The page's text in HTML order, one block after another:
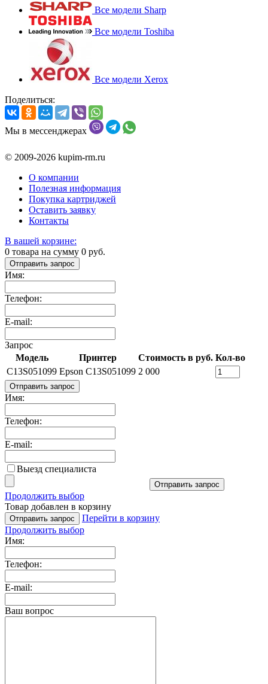
Все модели Sharp
Все модели Toshiba
Все модели Xerox
Поделиться:
Мы в мессенджерах
© 2009-2026 kupim-rm.ru
О компании
Полезная информация
Покупка картриджей
Оставить заявку
Контакты
В вашей корзине:
0 товара на сумму 0 руб.
Отправить запрос
Имя:
Телефон:
E-mail:
Запрос
Модель
Принтер Стоимость в руб. Кол-во
C13S051099 Epson C13S051099 2 000
Отправить запрос
Имя:
Телефон:
E-mail:
Выезд специалиста
Отправить запрос
Продолжить выбор
Товар добавлен в корзину
Отправить запрос
Перейти в корзину
Продолжить выбор
Имя:
Телефон:
E-mail:
Ваш вопрос